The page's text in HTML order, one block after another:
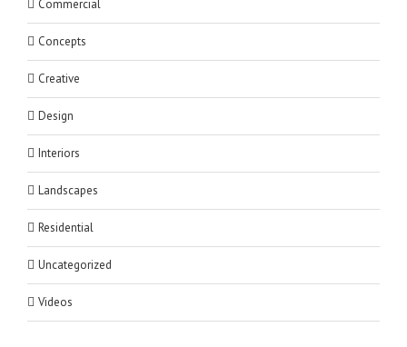
Commercial
Concepts
Creative
Design
Interiors
Landscapes
Residential
Uncategorized
Videos